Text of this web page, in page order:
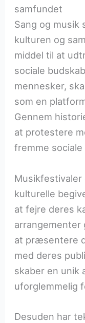
samfundet
Sang og musik
kulturen og
middel til at
sociale
mennesker,
som en
Gennem
at protestere
fremme
kulturelle
at fejre deres
arrangementer
at præsentere
med deres
skaber en
uforglemmelig
Desuden har